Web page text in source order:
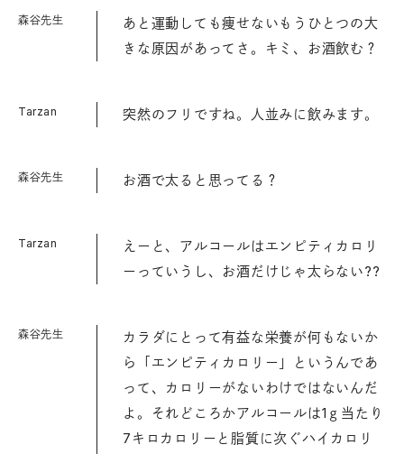
森谷先生
あと運動しても痩せないもうひとつの大
きな原因があってさ。キミ、お酒飲む？
Tarzan 突然のフリですね。人並みに飲みます。
森谷先生 お酒で太ると思ってる？
Tarzan
えーと、アルコールはエンピティカロリ
ーっていうし、お酒だけじゃ太らない??
森谷先生
カラダにとって有益な栄養が何もないか
ら「エンピティカロリー」というんであ
って、カロリーがないわけではないんだ
よ。それどころかアルコールは1ｇ当たり
7キロカロリーと脂質に次ぐハイカロリ